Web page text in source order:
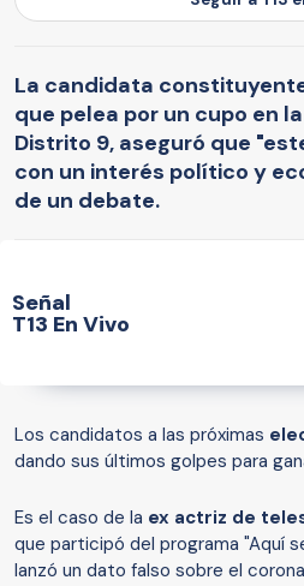
La candidata
que pelea por un cupo en
Distrito 9, aseguró que
con un interés político y
de un debate.
Señal
T13 En Vivo
Los candidatos a las próximas
dando sus últimos golpes para
Es el caso de la ex actriz de
que participó del programa "Aquí
lanzó un dato falso sobre el